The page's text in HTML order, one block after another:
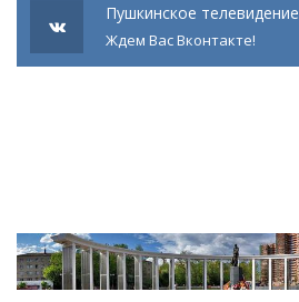
Пушкинское телевидение
Ждем Вас Вконтакте!